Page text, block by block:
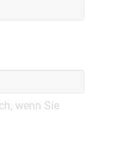
wenn Sie